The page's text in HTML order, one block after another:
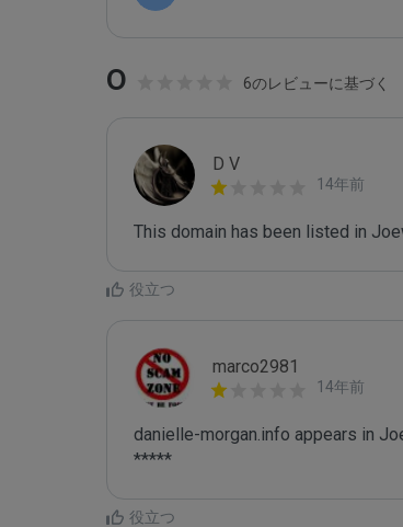
0 6のレビューに基づく
D V
14年前
This domain has been listed in
役立つ
marco2981
14年前
danielle-morgan.info appears in
*****
役立つ